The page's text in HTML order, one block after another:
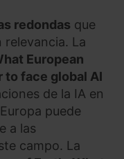
redondas que
La
European
face global AI
de la IA en
puede
a las
campo. La